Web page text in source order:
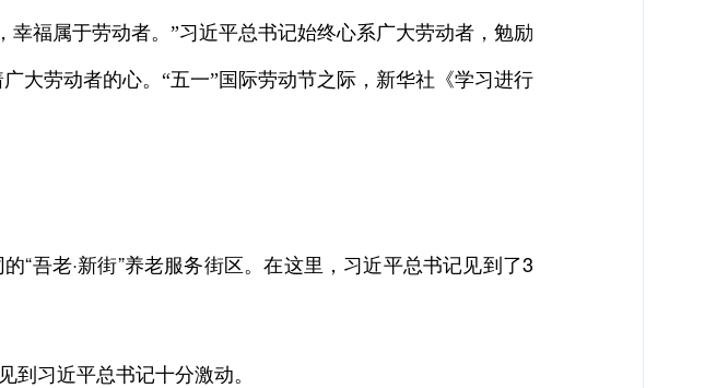
幸福属于劳动者。”习近平总书记始终心系广大劳动者，勉励
大劳动者的心。“五一”国际劳动节之际，新华社《学习进行
老·新街”养老服务街区。在这里，习近平总书记见到了3
习近平总书记十分激动。